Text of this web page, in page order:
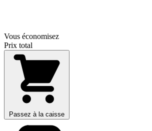
Vous économisez
Prix total
Passez à la caisse